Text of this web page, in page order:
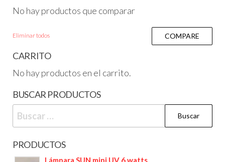
No hay productos que comparar
Eliminar todos COMPARE
CARRITO
No hay productos en el carrito.
BUSCAR PRODUCTOS
PRODUCTOS
Lámpara SUN mini UV 6 watts